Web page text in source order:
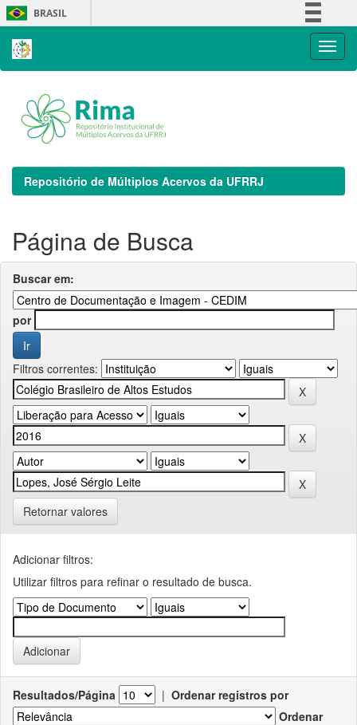
Skip
navigation
BRASIL
Repositório de Múltiplos Acervos da UFRRJ
Página de Busca
Buscar em:
por
Filtros correntes:
Retornar valores
Adicionar filtros:
Utilizar filtros para refinar o resultado de busca.
Resultados/Página | Ordenar registros por
Ordenar